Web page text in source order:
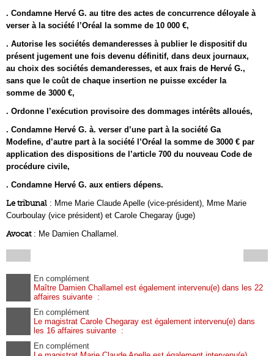
. Condamne Hervé G. au titre des actes de concurrence déloyale à
verser à la société l’Oréal la somme de 10 000 €,
. Autorise les sociétés demanderesses à publier le dispositif du
présent jugement une fois devenu définitif, dans deux journaux,
au choix des sociétés demanderesses, et aux frais de Hervé G.,
sans que le coût de chaque insertion ne puisse excéder la
somme de 3000 €,
. Ordonne l’exécution provisoire des dommages intérêts alloués,
. Condamne Hervé G. à. verser d’une part à la société Ga
Modefine, d’autre part à la société l’Oréal la somme de 3000 € par
application des dispositions de l’article 700 du nouveau Code de
procédure civile,
. Condamne Hervé G. aux entiers dépens.
Le tribunal : Mme Marie Claude Apelle (vice-président), Mme Marie
Courboulay (vice président) et Carole Chegaray (juge)
Avocat: Me Damien Challamel.
En complément
Maître Damien Challamel est également intervenu(e) dans les 22
affaires suivante :
En complément
Le magistrat Carole Chegaray est également intervenu(e) dans
les 16 affaires suivante :
En complément